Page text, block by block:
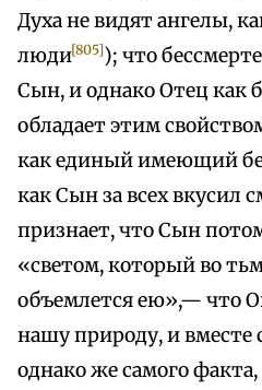
Духа не видят ангелы,
люди[805]); что
Сын, и однако Отец как
обладает этим
как единый имеющий
как Сын за всех вкусил
признает, что Сын
«светом, который во
объемлется ею»,— что
нашу природу, и
однако же самого